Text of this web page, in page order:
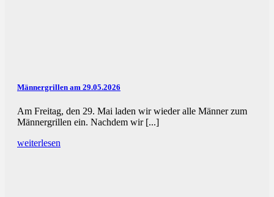
Männergrillen am 29.05.2026
Am Freitag, den 29. Mai laden wir wieder alle Männer zum
Männergrillen ein. Nachdem wir [...]
weiterlesen